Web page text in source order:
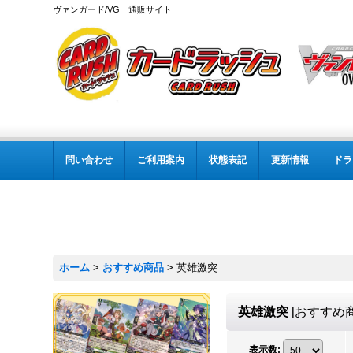
ヴァンガード/VG 通販サイト
問い合わせ ご利用案内 状態表記 更新情報 ド
ホーム > おすすめ商品 > 英雄激突
英雄激突 [おすすめ
表示数: